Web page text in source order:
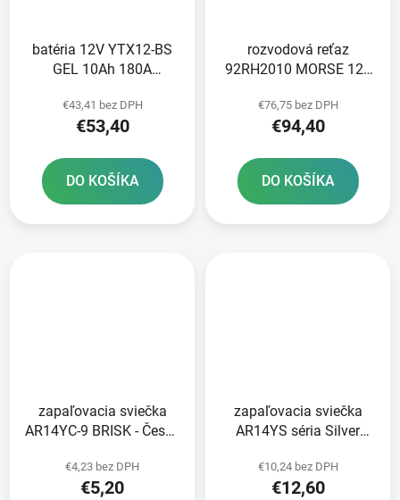
batéria 12V YTX12-BS
GEL 10Ah 180A
technológia 150x87x130
FULBAT aktivovaná vo
€43,41 bez DPH
€53,40
DO KOŠÍKA
rozvodová reťaz
92RH2010 MORSE 124
€76,75 bez DPH
€94,40
DO KOŠÍKA
zapaľovacia sviečka
AR14YC-9 BRISK - Česká
€4,23 bez DPH
€5,20
zapaľovacia sviečka
AR14YS séria Silver
republika
€10,24 bez DPH
€12,60